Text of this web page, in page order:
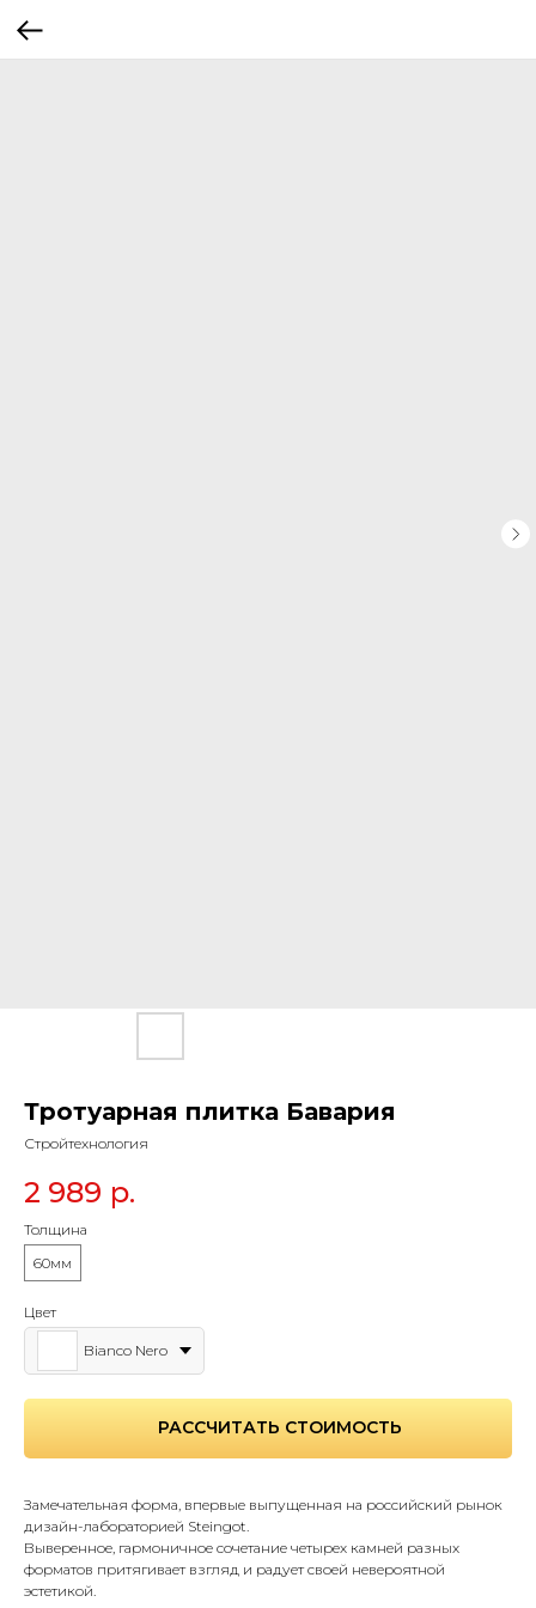
Тротуарная плитка Бавария
Стройтехнология
2 989 р.
Толщина
60мм
Цвет
Bianco Nero
РАССЧИТАТЬ СТОИМОСТЬ
Замечательная форма, впервые выпущенная на российский рынок
дизайн-лабораторией Steingot.
Выверенное, гармоничное сочетание четырех камней разных
форматов притягивает взгляд и радует своей невероятной
эстетикой.